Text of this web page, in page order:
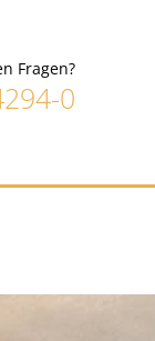
Fragen?
0